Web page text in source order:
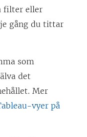
filter eller
gång du tittar
som
det
Mer
vyer på